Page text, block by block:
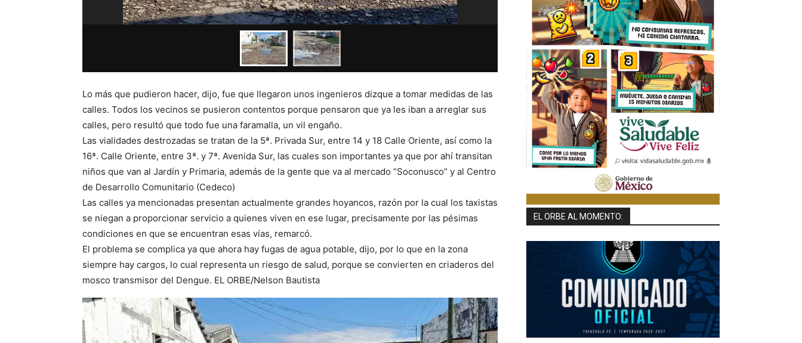
Lo más que pudieron hacer, dijo, fue que llegaron unos ingenieros dizque a tomar medidas de las
calles. Todos los vecinos se pusieron contentos porque pensaron que ya les iban a arreglar sus
calles, pero resultó que todo fue una faramalla, un vil engaño.
Las vialidades destrozadas se tratan de la 5ª. Privada Sur, entre 14 y 18 Calle Oriente, así como la
16ª. Calle Oriente, entre 3ª. y 7ª. Avenida Sur, las cuales son importantes ya que por ahí transitan
niños que van al Jardín y Primaria, además de la gente que va al mercado “Soconusco” y al Centro
de Desarrollo Comunitario (Cedeco)
Las calles ya mencionadas presentan actualmente grandes hoyancos, razón por la cual los taxistas
se niegan a proporcionar servicio a quienes viven en ese lugar, precisamente por las pésimas
condiciones en que se encuentran esas vías, remarcó.
El problema se complica ya que ahora hay fugas de agua potable, dijo, por lo que en la zona
siempre hay cargos, lo cual representa un riesgo de salud, porque se convierten en criaderos del
mosco transmisor del Dengue. EL ORBE/Nelson Bautista
EL ORBE AL MOMENTO: